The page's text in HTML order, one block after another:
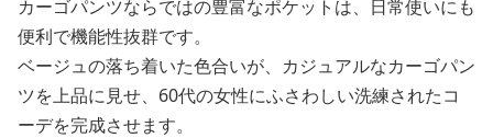
カーゴパンツならではの豊富なポケットは、日常使いにも
便利で機能性抜群です。
ベージュの落ち着いた色合いが、カジュアルなカーゴパン
ツを上品に見せ、60代の女性にふさわしい洗練されたコ
ーデを完成させます。